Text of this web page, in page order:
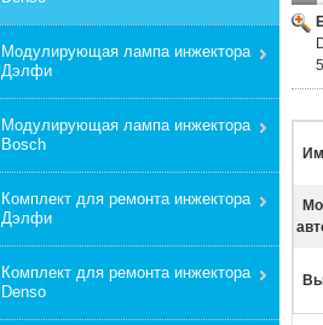
Модулирующая лампа инжектора
Дэлфи
Модулирующая лампа инжектора
Bosch
Комплект для ремонта инжектора
Дэлфи
Комплект для ремонта инжектора
Denso